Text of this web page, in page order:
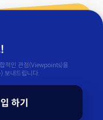
적인 관점(Viewpoints)을
보내드립니다.
하기